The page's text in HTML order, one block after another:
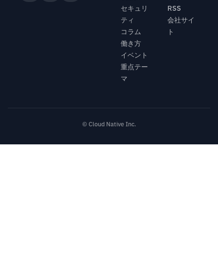
セキュリ
ティ
コラム
働き方
イベント
重点テー
マ
RSS
会社サイ
ト
© Cloud Native Inc.